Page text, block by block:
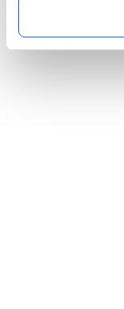
buiten onze
privacyverklaring
kun je later altijd